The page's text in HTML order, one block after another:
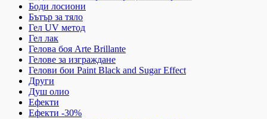
Боди лосиони
Бътър за тяло
Гел UV метод
Гел лак
Гелова боя Arte Brillante
Гелове за изграждане
Гелови бои Paint Black and Sugar Effect
Други
Душ олио
Ефекти
Ефекти -30%